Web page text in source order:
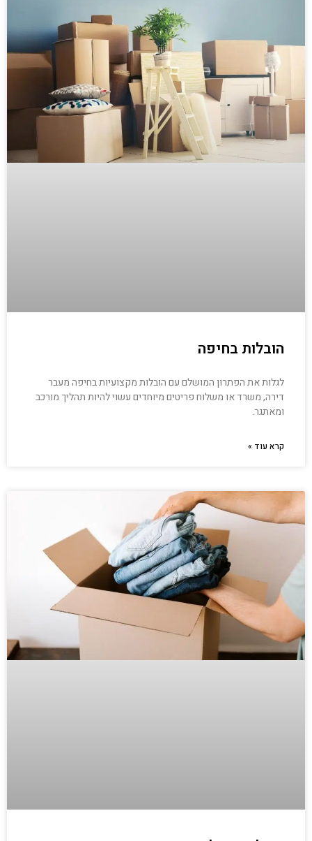
הובלות בחיפה
לגלות את הפתרון המושלם עם הובלות מקצועיות בחיפה מעבר
דירה, משרד או משלוח פריטים מיוחדים עשוי להיות תהליך מורכב
ומאתגר.
קרא עוד »